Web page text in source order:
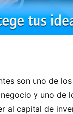
son uno de
y uno de
al capital de